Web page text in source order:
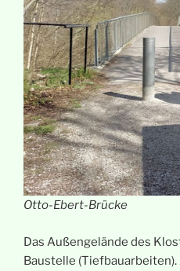
Otto-Ebert-Brücke
Das Außengelände des
Baustelle (Tiefbauarbeiten).